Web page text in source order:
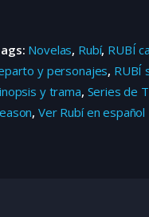
Novelas, Rubí, RUBÍ
y personajes, RUBÍ
y trama, Series de
,Ver Rubí en español